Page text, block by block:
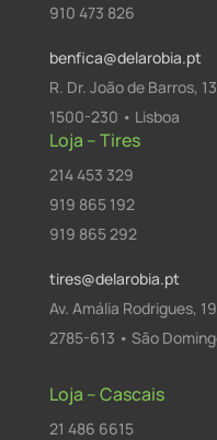
910 473 826
benfica@delarobia.pt
R. Dr. João de Barros,
1500-230 • Lisboa
Loja – Tires
214 453 329
919 865 192
919 865 292
tires@delarobia.pt
Av. Amália Rodrigues,
2785-613 • São
Loja – Cascais
21 486 6615